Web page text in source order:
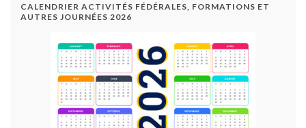
CALENDRIER ACTIVITÉS FÉDÉRALES, FORMATIONS ET
AUTRES JOURNÉES 2026